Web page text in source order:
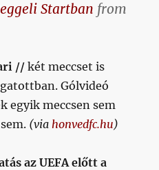
Startban from
// két meccset is
Gólvideó
egyik meccsen sem
(viahonvedfc.hu)
az UEFA előtt a